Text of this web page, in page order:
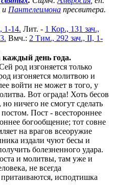
и Пантелеимона пресвитера.
1-14. Лит. - 1 Кор., 131 зач.,
Вмч.: 2 Тим., 292 зач., II, 1-
день года.
род изгоняется только
изгоняется молитвою и
войти не может в того, у
Вот ограда! Хоть бесов
ничего не смогут сделать
Пост - всестороннее
богообщение; тот совне
на врагов всеоружие
издали чуют бесы и
болезненного удара.
и молитвы, там уже и
не всегда
исподтишка